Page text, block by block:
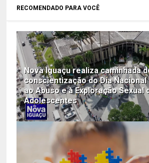
RECOMENDADO PARA VOCÊ
Nova Iguaçu realiza caminhada
conscientização do Dia Nacional
ao Abuso e à Exploração Sexual
Adolescentes